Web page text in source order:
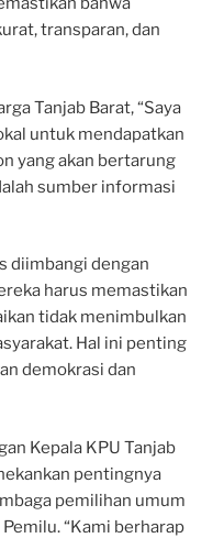
transparan, dan
Tanjab Barat, “Saya
untuk mendapatkan
yang akan bertarung
sumber informasi
diimbangi dengan
harus memastikan
tidak menimbulkan
Hal ini penting
demokrasi dan
Kepala KPU Tanjab
pentingnya
pemilihan umum
“Kami berharap